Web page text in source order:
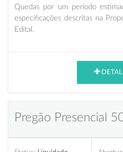
Quedas por um período
especificações descritas na
Edital.
Pregão Presencial